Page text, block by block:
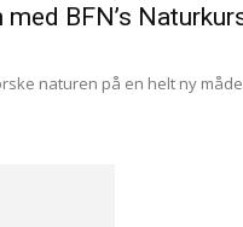
med BFN’s
naturen på en helt ny